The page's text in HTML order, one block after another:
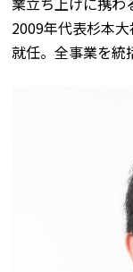
2009年代表杉本
就任。全事業を統